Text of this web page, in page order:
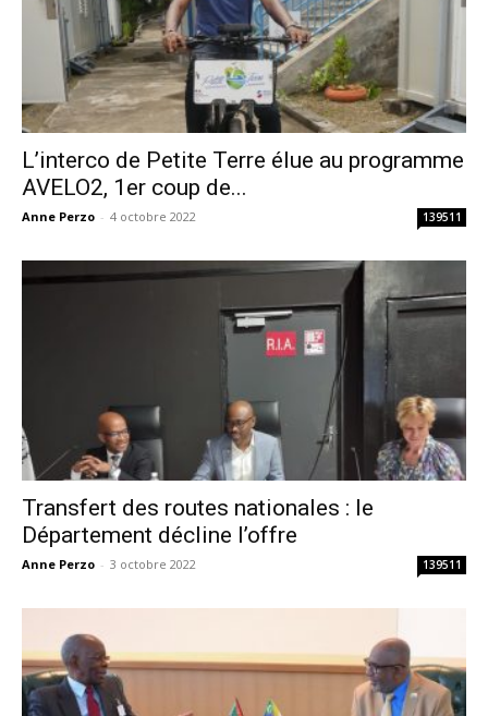
L’interco de Petite Terre élue au programme
AVELO2, 1er coup de...
Anne Perzo - 4 octobre 2022 139511
Transfert des routes nationales : le
Département décline l’offre
Anne Perzo - 3 octobre 2022 139511